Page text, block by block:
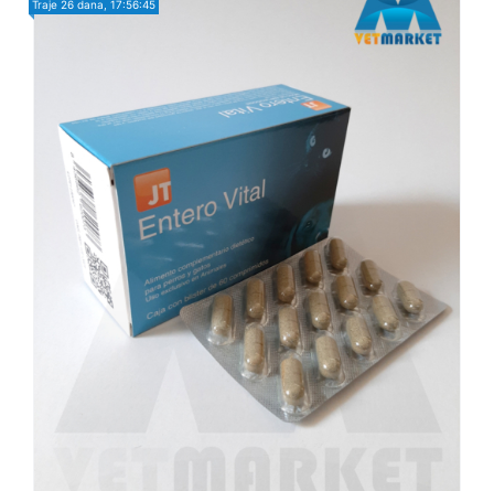
Traje 26 dana, 17:56:43